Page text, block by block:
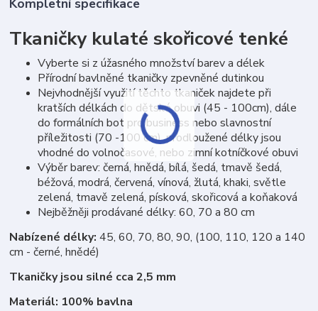
Kompletní specifikace
Tkaničky kulaté skořicové tenké
Vyberte si z úžasného množství barev a délek
Přírodní bavlněné tkaničky zpevněné dutinkou
Nejvhodnější využití těchto tkaniček najdete při
kratších délkách do dětské obuvi (45 - 100cm), dále
do formálních bot pro business nebo slavnostní
příležitosti (70 -100 cm), prodloužené délky jsou
vhodné do volnočasové, nebo zimní kotníčkové obuvi
Výběr barev: černá, hnědá, bílá, šedá, tmavě šedá,
béžová, modrá, červená, vínová, žlutá, khaki, světle
zelená, tmavě zelená, písková, skořicová a koňaková
Nejběžněji prodávané délky: 60, 70 a 80 cm
Nabízené délky: 45, 60, 70, 80, 90, (100, 110, 120 a 140
cm - černé, hnědé)
Tkaničky jsou silné cca 2,5 mm
Materiál: 100% bavlna